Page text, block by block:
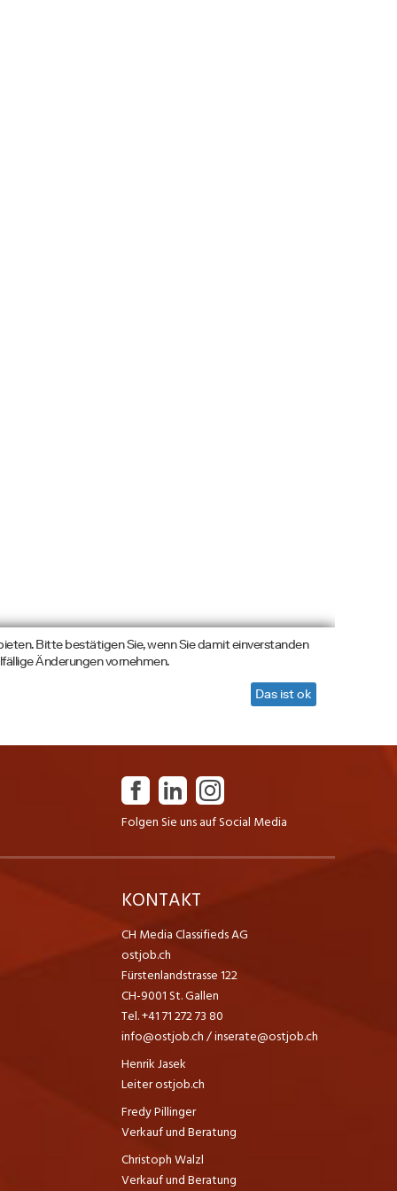
Folgen Sie uns auf Social Media
KONTAKT
CH Media Classifieds AG
ostjob.ch
Fürstenlandstrasse 122
CH-9001 St. Gallen
Tel. +41 71 272 73 80
info@ostjob.ch/inserate@ostjob.ch
Henrik Jasek
Leiter ostjob.ch
Fredy Pillinger
Verkauf und Beratung
Christoph Walzl
Verkauf und Beratung